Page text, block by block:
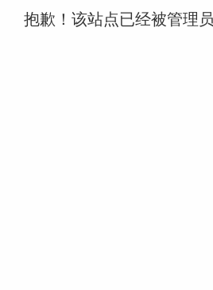
抱歉！该站点已经被管理